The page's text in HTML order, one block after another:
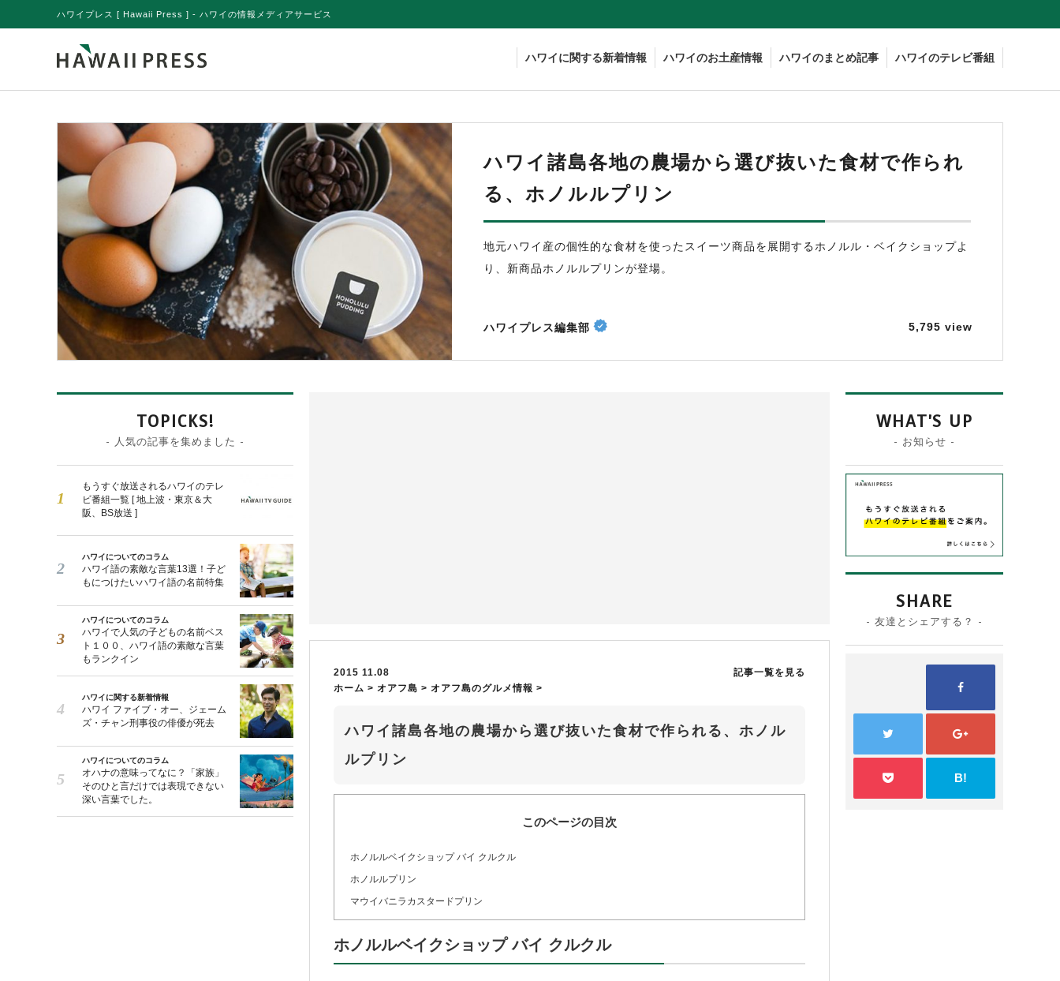
ハワイプレス [ Hawaii Press ] - ハワイの情報メディアサービス
ハワイに関する新着情報 ハワイのお土産情報 ハワイのまとめ記事 ハワイのテレビ番組
ハワイ諸島各地の農場から選び抜いた食材で作られ
る、ホノルルプリン
地元ハワイ産の個性的な食材を使ったスイーツ商品を展開するホノルル・ベイクショップよ
り、新商品ホノルルプリンが登場。
ハワイプレス編集部 5,795
2015 11.08
記事一覧を見る
ホーム > オアフ島 > オアフ島のグルメ情報 >
ハワイ諸島各地の農場から選び抜いた食材で作られる、ホノル
ルプリン
このページの目次
ホノルルベイクショップ バイ クルクル
ホノルルプリン
マウイバニラカスタードプリン
ホノルルベイクショップ バイ クルクル
WHAT'S UP
- お知らせ -
SHARE
- 友達とシェアする？ -
B!
TOPICKS!
- 人気の記事を集めました -
もうすぐ放送されるハワイのテレ
ビ番組一覧 [ 地上波・東京＆大
阪、BS放送 ]
ハワイについてのコラム
ハワイ語の素敵な言葉13選！子ど
もにつけたいハワイ語の名前特集
ハワイについてのコラム
ハワイで人気の子どもの名前ベス
ト１００、ハワイ語の素敵な言葉
もランクイン
ハワイに関する新着情報
ハワイ ファイブ・オー、ジェーム
ズ・チャン刑事役の俳優が死去
ハワイについてのコラム
オハナの意味ってなに？「家族」
そのひと言だけでは表現できない
深い言葉でした。